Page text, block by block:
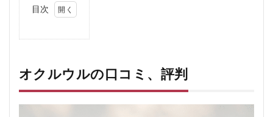
目次
口コ
ミ、
評判
オクルウルの口コミ、評判